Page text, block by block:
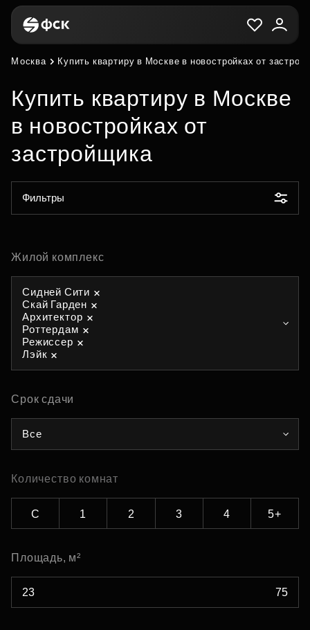
Москва Купить квартиру в Москве в новостройках от
Купить квартиру в Москве
в новостройках от
застройщика
Фильтры
Жилой комплекс
Сидней Сити
Скай Гарден
Архитектор
Роттердам
Режиссер
Лэйк
Срок сдачи
Все
Количество комнат
С 1 2 3 4 5+
Площадь, м²